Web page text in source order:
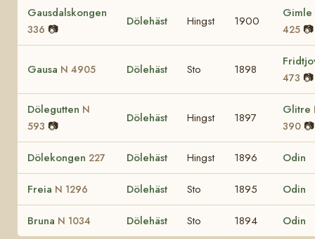
Gausdalskongen
336 📷
Dölehäst Hingst 1900
Gimle
425 📷
Gausa N 4905 Dölehäst Sto 1898
473 📷
Dölegutten N
593 📷
Dölehäst Hingst 1897
Glitre
390 📷
Dölekongen 227 Dölehäst Hingst 1896 Odin
Freia N 1296 Dölehäst Sto 1895 Odin
Bruna N 1034 Dölehäst Sto 1894 Odin